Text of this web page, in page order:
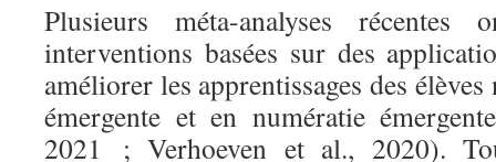
Plusieurs méta-analyses
interventions basées sur des
améliorer les apprentissages des
émergente et en numératie
2021 ; Verhoeven et al., 2020).